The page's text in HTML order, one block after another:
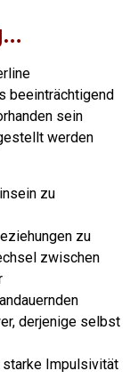
beeinträchtigend
sein
werden
zu
zu
zwischen
derjenige selbst
starke Impulsivität